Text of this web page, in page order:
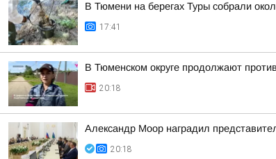
В Тюмени на берегах Туры собрали
17:41
В Тюменском округе продолжают
20:18
Александр Моор наградил
20:18